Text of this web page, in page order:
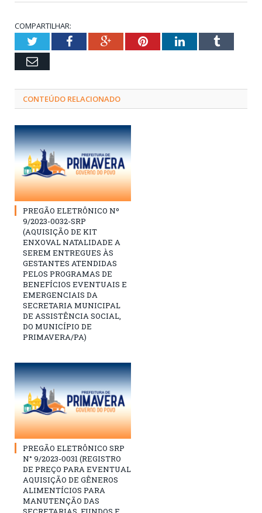
COMPARTILHAR:
TwitterFacebookGoogle+PinterestLinkedInTumblr
Email
CONTEÚDO RELACIONADO
PREGÃO ELETRÔNICO Nº
9/2023-0032-SRP
(AQUISIÇÃO DE KIT
ENXOVAL NATALIDADE A
SEREM ENTREGUES ÀS
GESTANTES ATENDIDAS
PELOS PROGRAMAS DE
BENEFÍCIOS EVENTUAIS E
EMERGENCIAIS DA
SECRETARIA MUNICIPAL
DE ASSISTÊNCIA SOCIAL,
DO MUNICÍPIO DE
PRIMAVERA/PA)
PREGÃO ELETRÔNICO SRP
N° 9/2023-0031 (REGISTRO
DE PREÇO PARA EVENTUAL
AQUISIÇÃO DE GÊNEROS
ALIMENTÍCIOS PARA
MANUTENÇÃO DAS